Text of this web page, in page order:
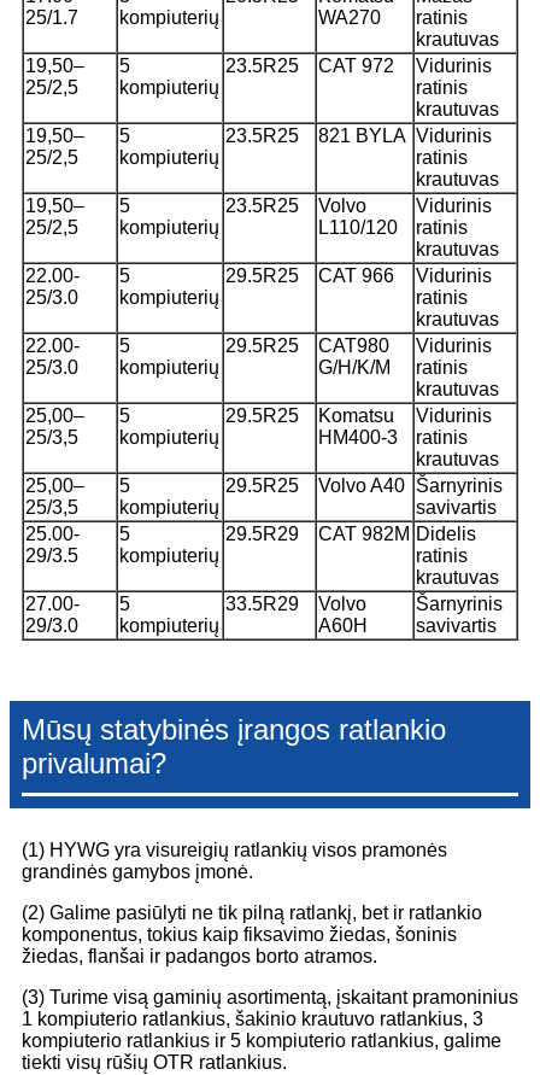
25/1.7
kompiuterių
WA270
ratinis
krautuvas
19,50–
25/2,5
5
kompiuterių
23.5R25 CAT 972
Vidurinis
ratinis
krautuvas
19,50–
25/2,5
5
kompiuterių
23.5R25 821 BYLA Vidurinis
ratinis
krautuvas
19,50–
25/2,5
5
kompiuterių
23.5R25
Volvo
L110/120
Vidurinis
ratinis
krautuvas
22.00-
25/3.0
5
kompiuterių
29.5R25 CAT 966
Vidurinis
ratinis
krautuvas
22.00-
25/3.0
5
kompiuterių
29.5R25
CAT980
G/H/K/M
Vidurinis
ratinis
krautuvas
25,00–
25/3,5
5
kompiuterių
29.5R25
Komatsu
HM400-3
Vidurinis
ratinis
krautuvas
25,00–
25/3,5
5
kompiuterių
29.5R25 Volvo A40 Šarnyrinis
savivartis
25.00-
29/3.5
5
kompiuterių
29.5R29 CAT 982M Didelis
ratinis
krautuvas
27.00-
29/3.0
5
kompiuterių
33.5R29
Volvo
A60H
Šarnyrinis
savivartis
Mūsų statybinės įrangos ratlankio
privalumai?
(1) HYWG yra visureigių ratlankių visos pramonės
grandinės gamybos įmonė.
(2) Galime pasiūlyti ne tik pilną ratlankį, bet ir ratlankio
komponentus, tokius kaip fiksavimo žiedas, šoninis
žiedas, flanšai ir padangos borto atramos.
(3) Turime visą gaminių asortimentą, įskaitant pramoninius
1 kompiuterio ratlankius, šakinio krautuvo ratlankius, 3
kompiuterio ratlankius ir 5 kompiuterio ratlankius, galime
tiekti visų rūšių OTR ratlankius.